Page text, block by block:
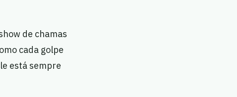
de chamas
cada golpe
está sempre